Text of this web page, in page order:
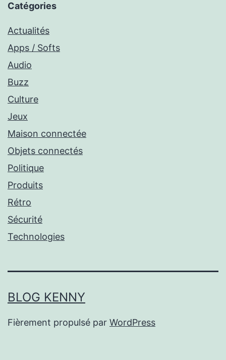
Catégories
Actualités
Apps / Softs
Audio
Buzz
Culture
Jeux
Maison connectée
Objets connectés
Politique
Produits
Rétro
Sécurité
Technologies
BLOG KENNY
Fièrement propulsé par WordPress